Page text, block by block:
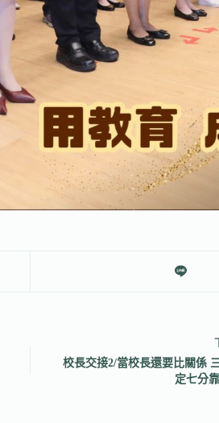
校長交接2/當校長還要比關係
定七分